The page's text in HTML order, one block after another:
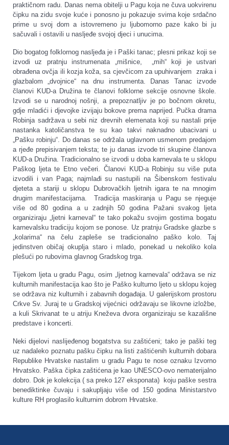
praktičnom radu. Danas nema obitelji u Pagu koja ne čuva uokvirenu
čipku na zidu svoje kuće i ponosno ju pokazuje svima koje srdačno
prime u svoj dom a istovremeno ju ljubomorno paze kako bi ju
sačuvali i ostavili u nasljeđe svojoj djeci i unucima.
Dio bogatog folklornog nasljeđa je i Paški tanac; plesni prikaz koji se
izvodi uz pratnju instrumenata „mišnice, „mih“ koji je ustvari
obrađena ovčja ili kozja koža, sa cjevčicom za upuhivanjem zraka i
glazbalom „dvojnice“ na dnu instrumenta. Danas Tanac izvode
članovi KUD-a Družina te članovi folklorne sekcije osnovne škole.
Izvodi se u narodnoj nošnji, a prepoznatljiv je po bočnom okretu,
gdje mladići i djevojke izvijaju bokove prema naprijed. Pučka drama
Robinja sadržava u sebi niz drevnih elemenata koji su nastali prije
nastanka katoličanstva te su kao takvi naknadno ubacivani u
„Pašku robinju“. Do danas se održala uglavnom usmenom predajom
a rjeđe prepisivanjem teksta; te ju danas izvode tri skupine članova
KUD-a Družina. Tradicionalno se izvodi u doba karnevala te u sklopu
Paškog ljeta te Etno večeri. Članovi KUD-a Robinju su više puta
izvodili i van Paga; najmlađi su nastupili na Šibenskom festivalu
djeteta a stariji u sklopu Dubrovačkih ljetnih igara te na mnogim
drugim manifestacijama. Tradicija maskiranja u Pagu se njeguje
više od 80 godina a u zadnjih 50 godina Pažani svakog ljeta
organiziraju „ljetni karneval“ te tako pokažu svojim gostima bogatu
karnevalsku tradiciju kojom se ponose. Uz pratnju Gradske glazbe s
„kolarima“ na čelu zapleše se tradicionalno paško kolo. Taj
jedinstven običaj okuplja staro i mlado, ponekad u nekoliko kola
plešući po rubovima glavnog Gradskog trga.
Tijekom ljeta u gradu Pagu, osim „ljetnog karnevala“ održava se niz
kulturnih manifestacija kao što je Paško kulturno ljeto u sklopu kojeg
se održava niz kulturnih i zabavnih događaja. U galerijskom prostoru
Crkve Sv. Juraj te u Gradskoj vijećnici održavaju se likovne izložbe,
a kuli Skrivanat te u atriju Kneževa dvora organiziraju se kazališne
predstave i koncerti.
Neki dijelovi naslijeđenog bogatstva su zaštićeni; tako je paški teg
uz nadaleko poznatu pašku čipku na listi zaštićenih kulturnih dobara
Republike Hrvatske nastalim u gradu Pagu te nose oznaku Izvorno
Hrvatsko. Paška čipka zaštićena je kao UNESCO-ovo nematerijalno
dobro. Dok je kolekcija ( sa preko 127 eksponata) koju paške sestra
benediktinke čuvaju i sakupljaju više od 150 godina Ministarstvo
kulture RH proglasilo kulturnim dobrom Hrvatske.